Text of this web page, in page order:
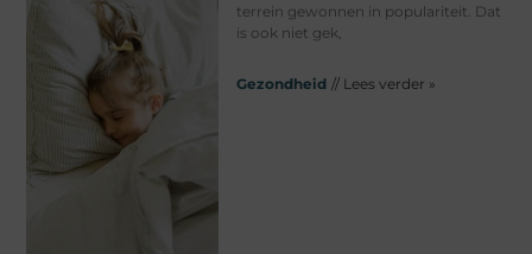
terrein gewonnen in populariteit. Dat
is ook niet gek,
Gezondheid // Lees verder »